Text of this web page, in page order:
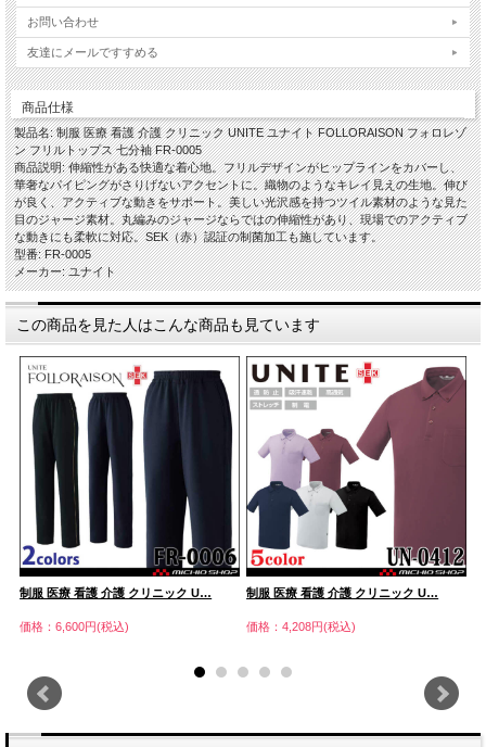
お問い合わせ
友達にメールですすめる
商品仕様
製品名: 制服 医療 看護 介護 クリニック UNITE ユナイト FOLLORAISON フォロレゾ
ン フリルトップス 七分袖 FR-0005
商品説明: 伸縮性がある快適な着心地。フリルデザインがヒップラインをカバーし、
華奢なパイピングがさりげないアクセントに。織物のようなキレイ見えの生地。伸び
が良く、アクティブな動きをサポート。美しい光沢感を持つツイル素材のような見た
目のジャージ素材。丸編みのジャージならではの伸縮性があり、現場でのアクティブ
な動きにも柔軟に対応。SEK（赤）認証の制菌加工も施しています。
型番: FR-0005
メーカー: ユナイト
この商品を見た人はこんな商品も見ています
制服 医療 看護 介護 クリニック U…
価格：6,600円(税込)
制服 医療 看護 介護 クリニック U…
価格：4,208円(税込)